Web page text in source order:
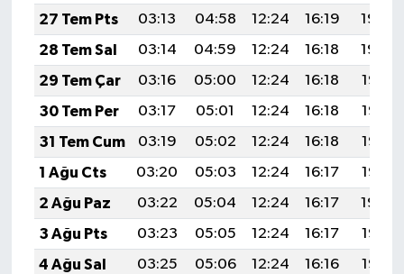
27 Tem Pts
03:13 04:58 12:24 16:19
19:40
28 Tem Sal
03:14 04:59 12:24 16:18
19:39
29 Tem Çar
03:16 05:00 12:24 16:18
19:38
30 Tem Per
03:17 05:01 12:24 16:18
19:37
31 Tem Cum
03:19 05:02 12:24 16:18
19:36
1 Ağu Cts
03:20 05:03 12:24 16:17
19:35
2 Ağu Paz
03:22 05:04 12:24 16:17
19:34
3 Ağu Pts
03:23 05:05 12:24 16:17
19:33
4 Ağu Sal
03:25 05:06 12:24 16:16
19:32